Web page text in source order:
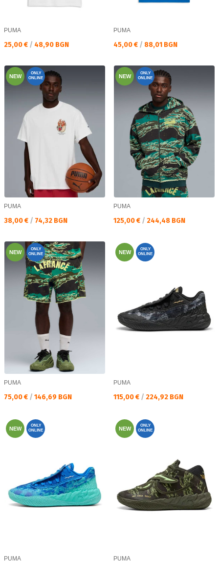
PUMA
Текуща цена:
25,00 € / 48,90 BGN
PUMA
Текуща цена:
45,00 € / 88,01 BGN
NEW
ONLY
ONLINE
PUMA
Текуща цена:
38,00 € / 74,32 BGN
NEW
ONLY
ONLINE
PUMA
Текуща цена:
125,00 € / 244,48 BGN
NEW
ONLY
ONLINE
PUMA
Текуща цена:
75,00 € / 146,69 BGN
NEW
ONLY
ONLINE
PUMA
Текуща цена:
115,00 € / 224,92 BGN
NEW
ONLY
ONLINE
PUMA
NEW
ONLY
ONLINE
PUMA